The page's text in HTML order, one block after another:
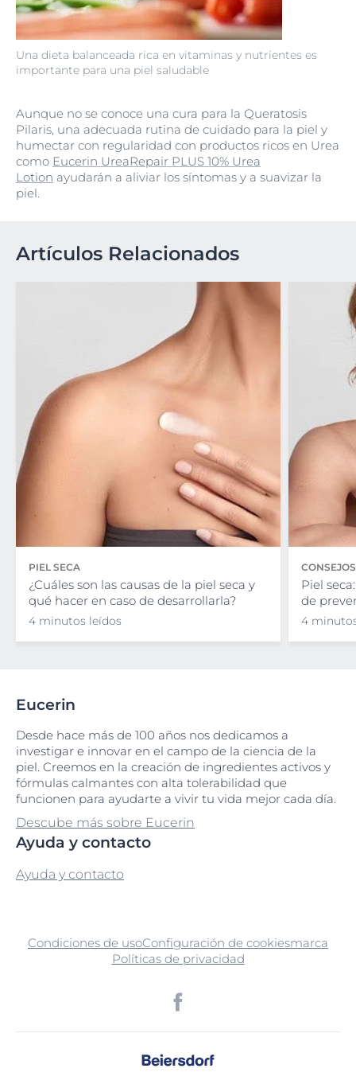
Una dieta balanceada rica en vitaminas y nutrientes es
importante para una piel saludable
Aunque no se conoce una cura para la Queratosis
Pilaris, una adecuada rutina de cuidado para la piel y
humectar con regularidad con productos ricos en Urea
como Eucerin UreaRepair PLUS 10% Urea
Lotion ayudarán a aliviar los síntomas y a suavizar la
piel.
Artículos Relacionados
PIEL SECA
¿Cuáles son las causas de la piel seca y
qué hacer en caso de desarrollarla?
4 minutos leídos
Piel
de
4
Eucerin
Desde hace más de 100 años nos dedicamos a
investigar e innovar en el campo de la ciencia de la
piel. Creemos en la creación de ingredientes activos y
fórmulas calmantes con alta tolerabilidad que
funcionen para ayudarte a vivir tu vida mejor cada día.
Descube más sobre Eucerin
Ayuda y contacto
Ayuda y contacto
Condiciones de usoConfiguración de cookiesmarca
Políticas de privacidad